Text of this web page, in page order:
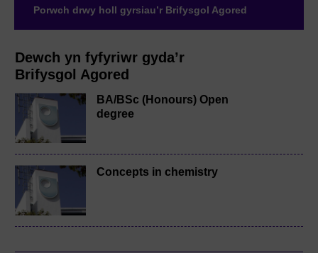
Dewch yn fyfyriwr gyda’r
Brifysgol Agored
BA/BSc (Honours) Open
degree
Concepts in chemistry
Porwch drwy holl gyrsiau’r Brifysgol Agored